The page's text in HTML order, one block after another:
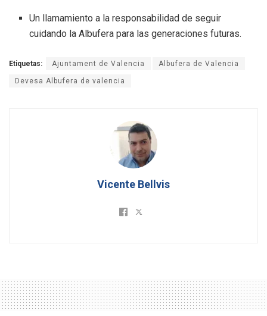
Un llamamiento a la responsabilidad de seguir
cuidando la Albufera para las generaciones futuras.
Etiquetas: Ajuntament de Valencia Albufera de Valencia
Devesa Albufera de valencia
Vicente Bellvis